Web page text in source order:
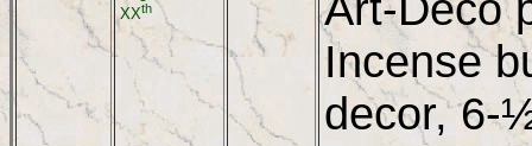
XXth
Incense
decor, 6-